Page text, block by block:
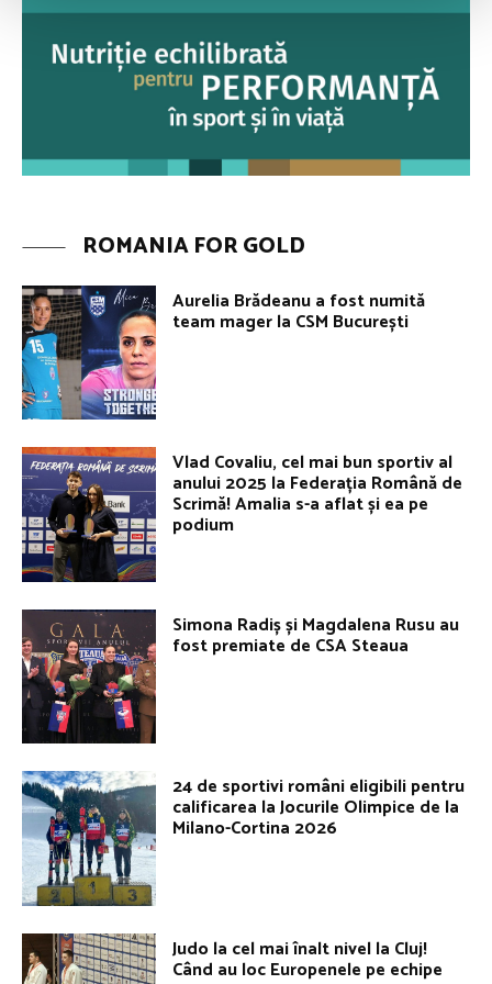
ROMANIA FOR GOLD
Aurelia Brădeanu a fost numită
team mager la CSM București
Vlad Covaliu, cel mai bun sportiv al
anului 2025 la Federația Română de
Scrimă! Amalia s-a aflat și ea pe
podium
Simona Radiș și Magdalena Rusu au
fost premiate de CSA Steaua
24 de sportivi români eligibili pentru
calificarea la Jocurile Olimpice de la
Milano-Cortina 2026
Judo la cel mai înalt nivel la Cluj!
Când au loc Europenele pe echipe